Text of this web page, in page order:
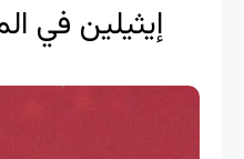
إيثيلين في